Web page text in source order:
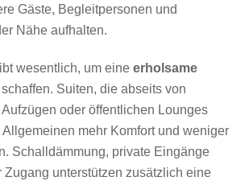
Gäste, Begleitpersonen und
Nähe aufhalten.
wesentlich, um eineerholsame
schaffen. Suiten, die abseits von
oder öffentlichen Lounges
Allgemeinen mehr Komfort und weniger
Schalldämmung, private Eingänge
Zugang unterstützen zusätzlich eine